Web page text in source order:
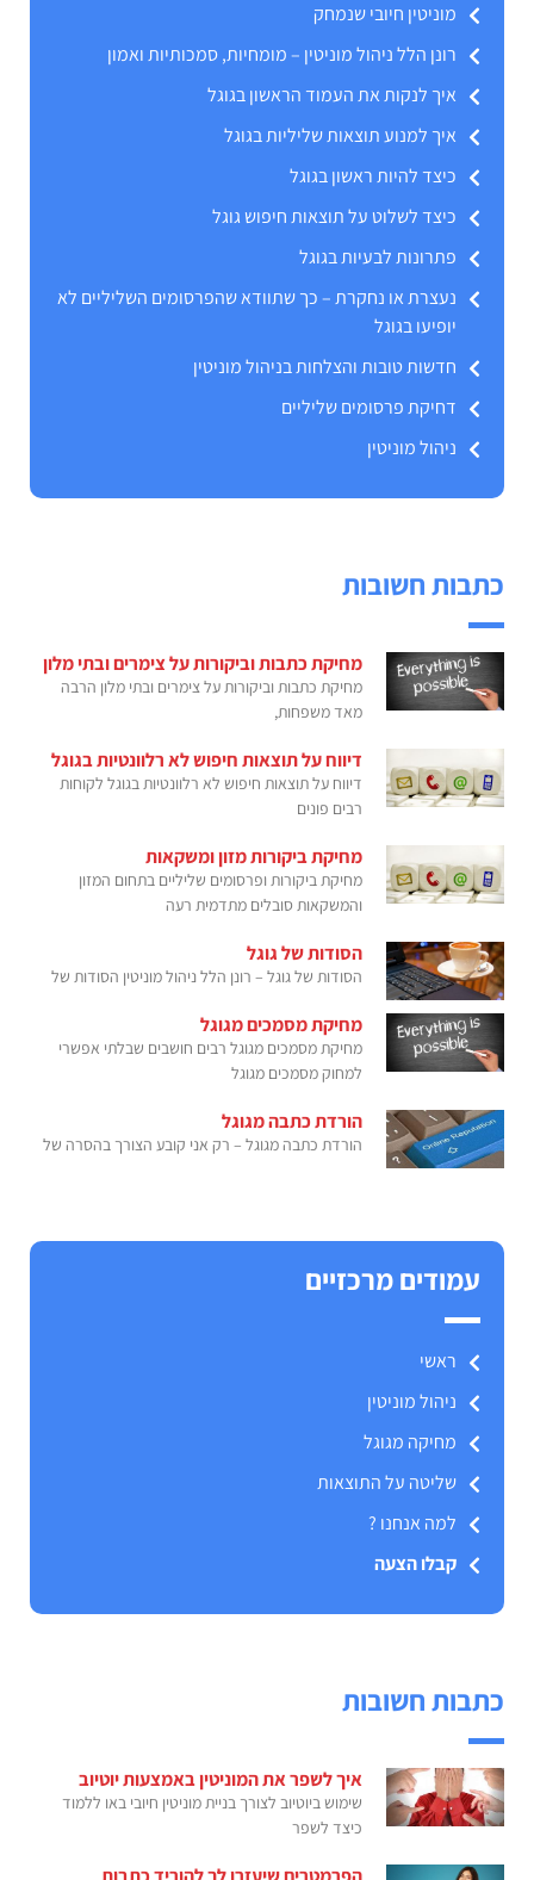
מוניטין חיובי שנמחק
רונן הלל ניהול מוניטין – מומחיות, סמכותיות ואמון
איך לנקות את העמוד הראשון בגוגל
איך למנוע תוצאות שליליות בגוגל
כיצד להיות ראשון בגוגל
כיצד לשלוט על תוצאות חיפוש גוגל
פתרונות לבעיות בגוגל
נעצרת או נחקרת – כך שתוודא שהפרסומים השליליים לא
יופיעו בגוגל
חדשות טובות והצלחות בניהול מוניטין
דחיקת פרסומים שליליים
ניהול מוניטין
כתבות חשובות
מחיקת כתבות וביקורות על צימרים ובתי מלון
מחיקת כתבות וביקורות על צימרים ובתי מלון הרבה
מאד משפחות,
דיווח על תוצאות חיפוש לא רלוונטיות בגוגל
דיווח על תוצאות חיפוש לא רלוונטיות בגוגל לקוחות
רבים פונים
מחיקת ביקורות מזון ומשקאות
מחיקת ביקורות ופרסומים שליליים בתחום המזון
והמשקאות סובלים מתדמית רעה
הסודות של גוגל
הסודות של גוגל – רונן הלל ניהול מוניטין הסודות של
מחיקת מסמכים מגוגל
מחיקת מסמכים מגוגל רבים חושבים שבלתי אפשרי
למחוק מסמכים מגוגל
הורדת כתבה מגוגל
הורדת כתבה מגוגל – רק אני קובע הצורך בהסרה של
עמודים מרכזיים
ראשי
ניהול מוניטין
מחיקה מגוגל
שליטה על התוצאות
למה אנחנו ?
קבלו הצעה
כתבות חשובות
איך לשפר את המוניטין באמצעות יוטיוב
שימוש ביוטיוב לצורך בניית מוניטין חיובי באו ללמוד
כיצד לשפר